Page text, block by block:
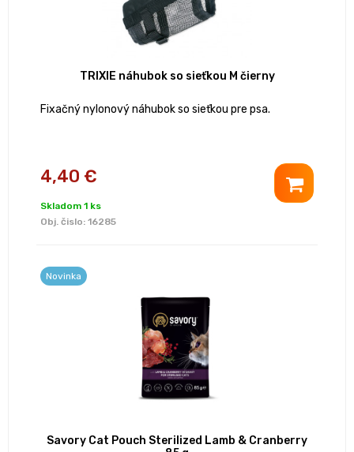
TRIXIE náhubok so sieťkou M čierny
Fixačný nylonový náhubok so sieťkou pre psa.
4,40 €
Skladom 1 ks
Obj. čislo: 16285
Novinka
Savory Cat Pouch Sterilized Lamb & Cranberry